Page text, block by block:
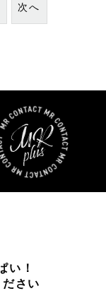
次へ
い！
さい